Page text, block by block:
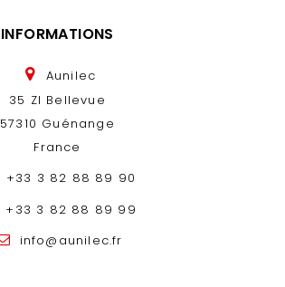
INFORMATIONS
Aunilec
35 ZI Bellevue
57310 Guénange
France
+33 3 82 88 89 90
+33 3 82 88 89 99
info@aunilec.fr